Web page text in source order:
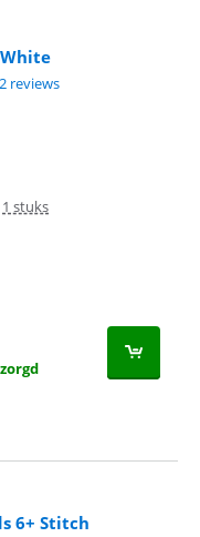
reviews.
reviews
1 stuks
6+ Stitch